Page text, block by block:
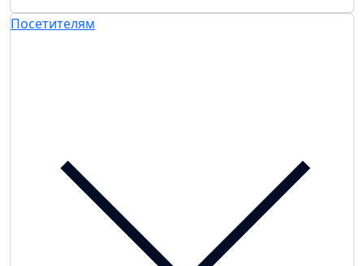
Посетителям